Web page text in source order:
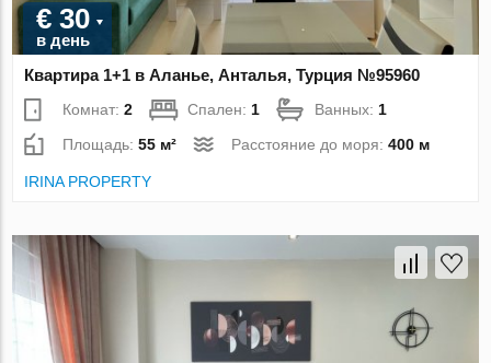
€ 30
в день
Квартира 1+1 в Аланье, Анталья, Турция №95960
Комнат:2 Спален: 1 Ванных: 1
Площадь:55 м² Расстояние до моря:400 м
IRINA PROPERTY